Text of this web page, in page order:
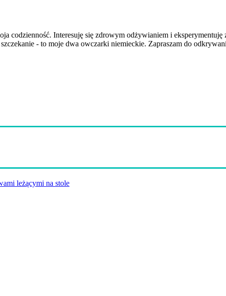
codzienność. Interesuję się zdrowym odżywianiem i
- to moje dwa owczarki niemieckie. Zapraszam do